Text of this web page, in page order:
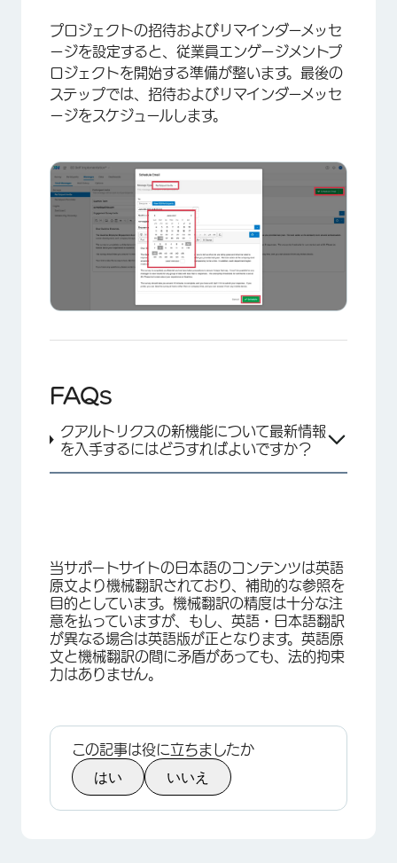
×
プロジェクトの招待およびリマインダーメッセ
ージを設定すると、従業員エンゲージメントプ
ロジェクトを開始する準備が整います。最後の
ステップでは、招待およびリマインダーメッセ
ージをスケジュールします。
FAQs
クアルトリクスの新機能について最新情報
を入手するにはどうすればよいですか？
当サポートサイトの日本語のコンテンツは英語
原文より機械翻訳されており、補助的な参照を
目的としています。機械翻訳の精度は十分な注
意を払っていますが、もし、英語・日本語翻訳
が異なる場合は英語版が正となります。英語原
文と機械翻訳の間に矛盾があっても、法的拘束
力はありません。
この記事は役に立ちましたか
はい いいえ